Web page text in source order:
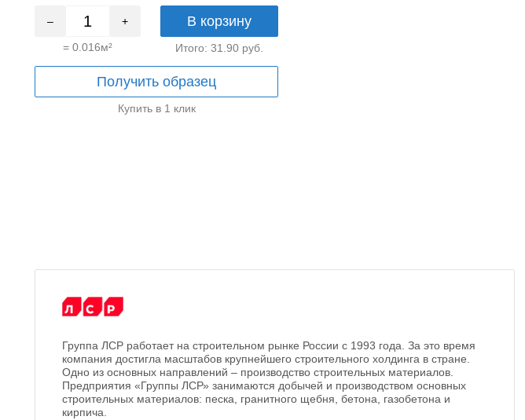
– +
= 0.016м²
В корзину
Итого: 31.90 руб.
Получить образец
Купить в 1 клик
Группа ЛСР работает на строительном рынке России с 1993 года. За это время
компания достигла масштабов крупнейшего строительного холдинга в стране.
Одно из основных направлений – производство строительных материалов.
Предприятия «Группы ЛСР» занимаются добычей и производством основных
строительных материалов: песка, гранитного щебня, бетона, газобетона и
кирпича.